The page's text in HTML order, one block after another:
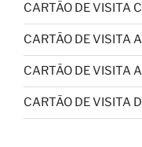
CARTÃO DE VISITA
CARTÃO DE VISITA
CARTÃO DE VISITA
CARTÃO DE VISITA